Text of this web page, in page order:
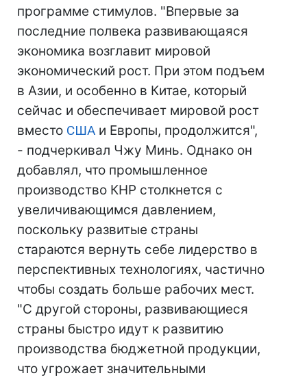
программе стимулов. "Впервые за
последние полвека развивающаяся
экономика возглавит мировой
экономический рост. При этом подъем
в Азии, и особенно в Китае, который
сейчас и обеспечивает мировой рост
вместо США и Европы, продолжится",
- подчеркивал Чжу Минь. Однако он
добавлял, что промышленное
производство КНР столкнется с
увеличивающимся давлением,
поскольку развитые страны
стараются вернуть себе лидерство в
перспективных технологиях, частично
чтобы создать больше рабочих мест.
"С другой стороны, развивающиеся
страны быстро идут к развитию
производства бюджетной продукции,
что угрожает значительными